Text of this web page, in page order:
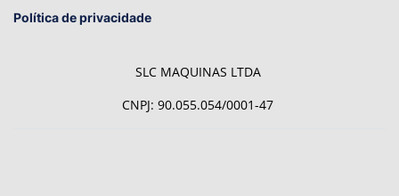
CNPJ: 90.055.054/0001-47